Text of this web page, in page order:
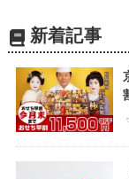
新着記事